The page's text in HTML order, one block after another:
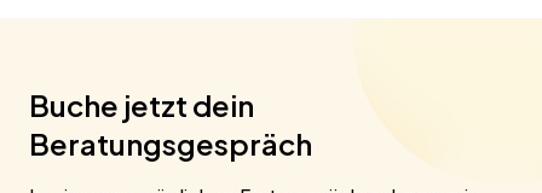
Buche jetzt dein
Beratungsgespräch